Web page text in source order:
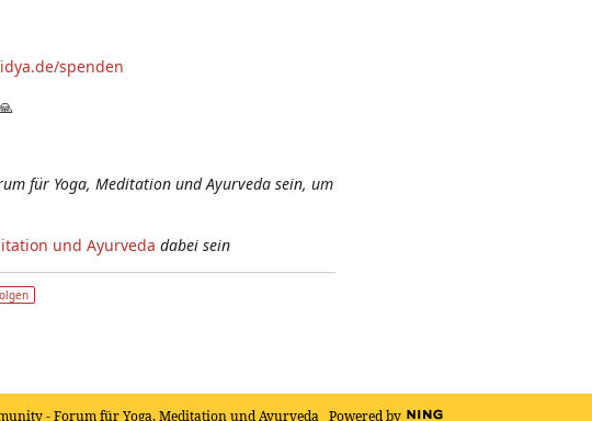
spenden
für Yoga, Meditation und Ayurveda sein, um
und Ayurveda dabei sein
- Forum für Yoga, Meditation und Ayurveda Powered by